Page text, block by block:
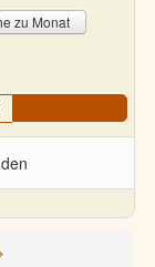
zu Monat